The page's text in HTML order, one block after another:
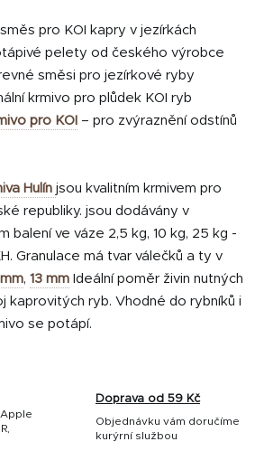
pro KOI kapry v jezírkách
pelety od českého výrobce
směsi pro jezírkové ryby
krmivo pro plůdek KOI ryb
pro KOI – pro zvýraznění odstínů
Hulín jsou kvalitním krmivem pro
republiky. jsou dodávány v
balení ve váze 2,5 kg, 10 kg, 25 kg -
Granulace má tvar válečků a ty v
, 13 mm Ideální poměr živin nutných
kaprovitých ryb. Vhodné do rybníků i
se potápí.
Doprava od 59 Kč
Objednávku vám doručíme
kurýrní službou